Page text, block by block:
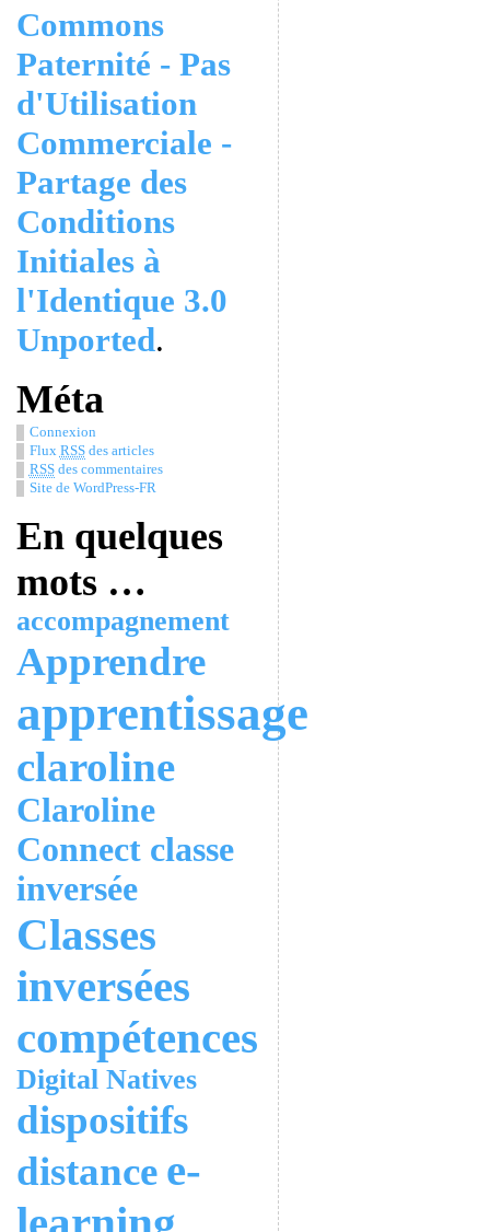
Commons
Paternité - Pas
d'Utilisation
Commerciale -
Partage des
Conditions
Initiales à
l'Identique 3.0
Unported.
Méta
Connexion
Flux RSSdes articles
RSSdes commentaires
Site de WordPress-FR
En quelques
mots …
accompagnement
Apprendre
apprentissage
claroline
Claroline
Connect classe
inversée
Classes
inversées
compétences
Digital Natives
dispositifs
distance e-